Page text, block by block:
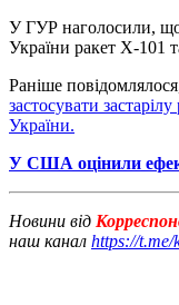
У ГУР наголосили, що
України ракет Х-101
Раніше
застосувати
України.
У США оцінили
Новини від
наш канал https://t.me/